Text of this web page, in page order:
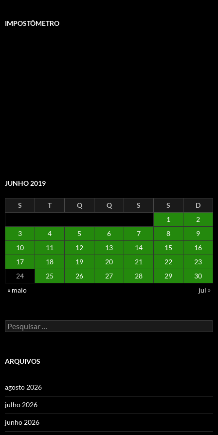
IMPOSTÔMETRO
JUNHO 2019
S T Q Q S S
D
1
2
3
4 5 6 7 8
9
10
11 12 13 14 15
16
17
18 19 20 21 22
23
24
25 26 27 28 29
30
« maio
jul »
Pesquisar
por:
ARQUIVOS
agosto 2026
julho 2026
junho 2026